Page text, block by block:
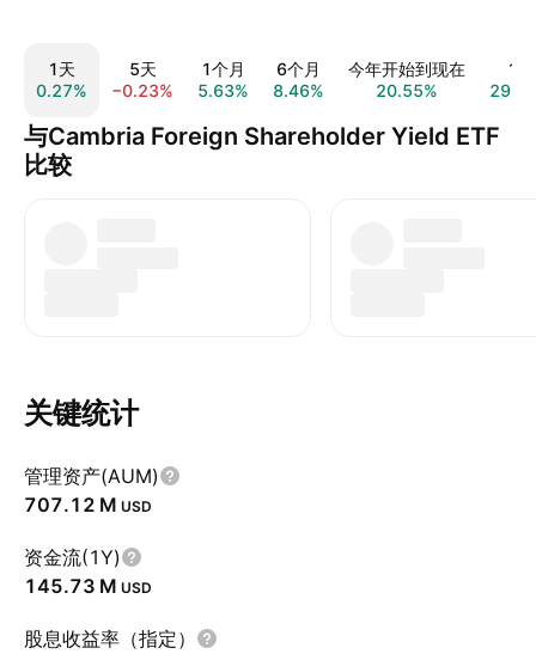
1天
0.27%
5天
−0.23%
1个月
5.63%
6个月
8.46%
今年开始到现在
20.55%
1年
与Cambria Foreign Shareholder Yield ETF
比较
关键统计
管理资产(AUM)
‪707.12 M‬ USD
资金流(1Y)
‪145.73 M‬ USD
股息收益率（指定）